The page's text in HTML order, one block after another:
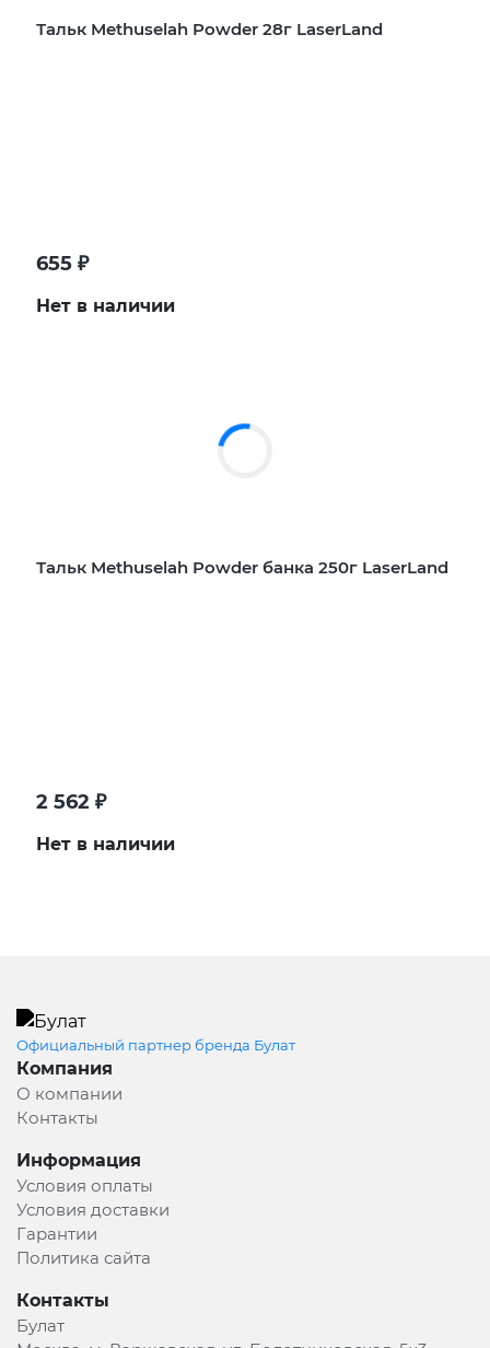
Тальк Methuselah Powder 28г LaserLand
655 ₽
Нет в наличии
Тальк Methuselah Powder банка 250г LaserLand
2 562 ₽
Нет в наличии
Официальный партнер бренда Булат
Компания
О компании
Контакты
Информация
Условия оплаты
Условия доставки
Гарантии
Политика сайта
Контакты
Булат